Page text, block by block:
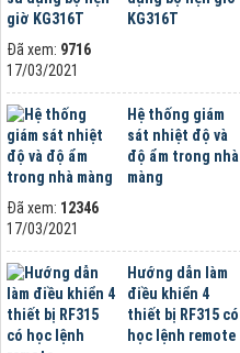
KG316T
Đã xem: 9716
17/03/2021
Hệ thống giám
sát nhiệt độ và
độ ẩm trong nhà
màng
Đã xem: 12346
17/03/2021
Hướng dẫn làm
điều khiển 4
thiết bị RF315 có
học lệnh remote